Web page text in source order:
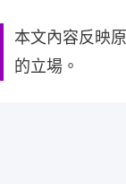
本文內容反映
的立場。